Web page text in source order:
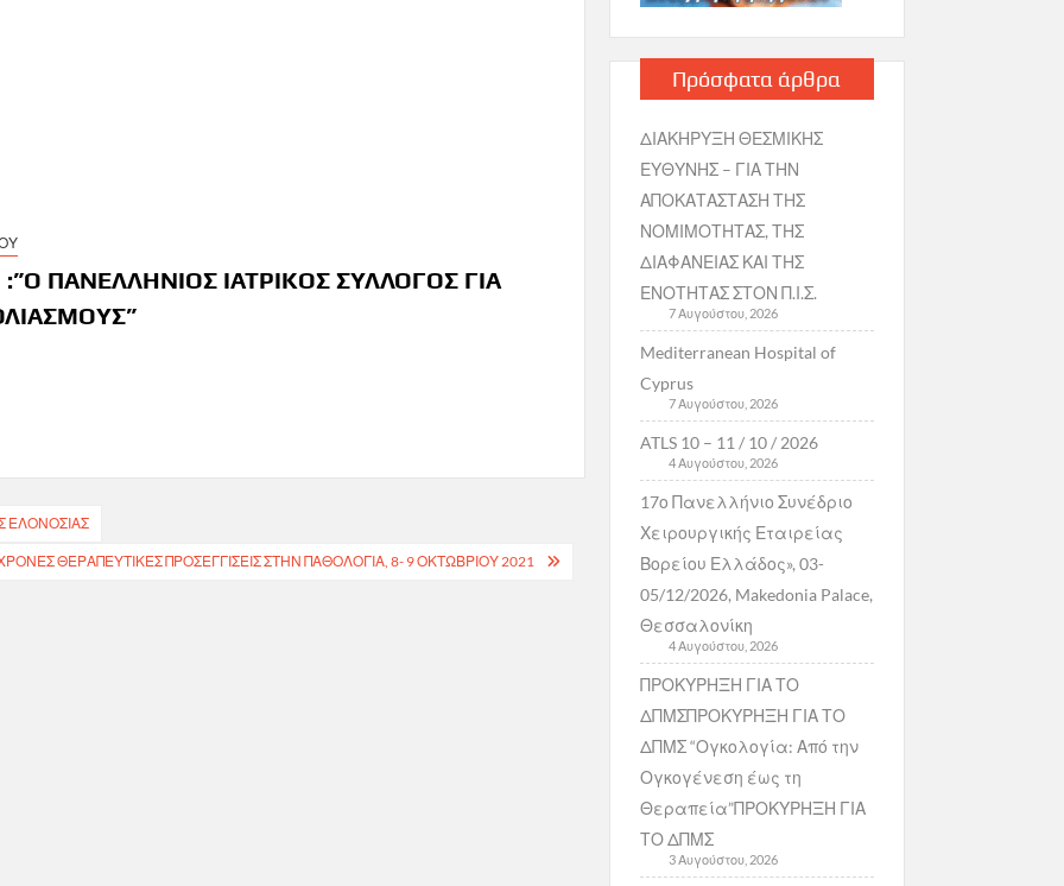
ΠΑΝΕΛΛΗΝΙΟΣ ΙΑΤΡΙΚΟΣ ΣΥΛΛΟΓΟΣ ΓΙΑ
ΘΕΡΑΠΕΥΤΙΚΕΣ ΠΡΟΣΕΓΓΙΣΕΙΣ ΣΤΗΝ ΠΑΘΟΛΟΓΙΑ, 8- 9 ΟΚΤΩΒΡΙΟΥ 2021
Πρόσφατα άρθρα
ΔΙΑΚΗΡΥΞΗ ΘΕΣΜΙΚΗΣ
ΕΥΘΥΝΗΣ – ΓΙΑ ΤΗΝ
ΑΠΟΚΑΤΑΣΤΑΣΗ ΤΗΣ
ΝΟΜΙΜΟΤΗΤΑΣ, ΤΗΣ
ΔΙΑΦΑΝΕΙΑΣ ΚΑΙ ΤΗΣ
ΕΝΟΤΗΤΑΣ ΣΤΟΝ Π.Ι.Σ.
7 Αυγούστου, 2026
Mediterranean Hospital of
Cyprus
7 Αυγούστου, 2026
ATLS 10 – 11 / 10 / 2026
4 Αυγούστου, 2026
17ο Πανελλήνιο Συνέδριο
Χειρουργικής Εταιρείας
Βορείου Ελλάδος», 03-
05/12/2026, Makedonia Palace,
Θεσσαλονίκη
4 Αυγούστου, 2026
ΠΡΟΚΥΡΗΞΗ ΓΙΑ ΤΟ
ΔΠΜΣΠΡΟΚΥΡΗΞΗ ΓΙΑ ΤΟ
ΔΠΜΣ “Ογκολογία: Από την
Ογκογένεση έως τη
Θεραπεία”ΠΡΟΚΥΡΗΞΗ ΓΙΑ
ΤΟ ΔΠΜΣ
3 Αυγούστου, 2026